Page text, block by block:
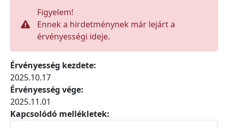
Figyelem!
Ennek a hirdetménynek már lejárt a
érvényességi ideje.
Érvényesség kezdete:
2025.10.17
Érvényesség vége:
2025.11.01
Kapcsolódó mellékletek: